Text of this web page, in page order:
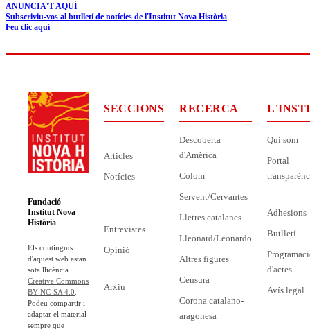
ANUNCIA'T AQUÍ
Subscriviu-vos al butlletí de notícies de l'Institut Nova Història
Feu clic aquí
Fundació
Institut Nova
Història
Els continguts
d'aquest web estan
sota llicència
Creative Commons
BY-NC-SA 4.0
Podeu compartir i
adaptar el material
sempre que
SECCIONS
Articles
Notícies
Entrevistes
Opinió
Arxiu
RECERCA
Descoberta
d'Amèrica
Colom
Servent/Cervantes
Lletres catalanes
Lleonard/Leonardo
Altres figures
Censura
Corona catalano-
aragonesa
Qui som
Portal
Adhesions
Butlletí
d'actes
Avís legal